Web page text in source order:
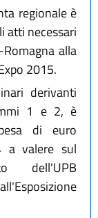
regionale è
atti necessari
alla
2015.
derivanti
1 e 2, è
di euro
a valere sul
dell'UPB